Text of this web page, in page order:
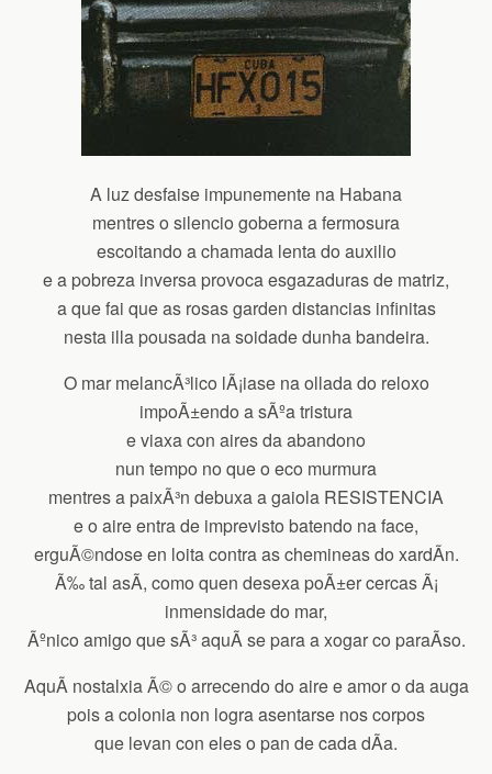
A luz desfaise impunemente na Habana
mentres o silencio goberna a fermosura
escoitando a chamada lenta do auxilio
e a pobreza inversa provoca esgazaduras de matriz,
a que fai que as rosas garden distancias infinitas
nesta illa pousada na soidade dunha bandeira.
O mar melancÃ³lico lÃ¡iase na ollada do reloxo
impoÃ±endo a sÃºa tristura
e viaxa con aires da abandono
nun tempo no que o eco murmura
mentres a paixÃ³n debuxa a gaiola RESISTENCIA
e o aire entra de imprevisto batendo na face,
erguÃ©ndose en loita contra as chemineas do xardÃ­n.
Ã‰ tal asÃ­, como quen desexa poÃ±er cercas Ã¡
inmensidade do mar,
Ãºnico amigo que sÃ³ aquÃ­ se para a xogar co paraÃ­so.
AquÃ­ nostalxia Ã© o arrecendo do aire e amor o da auga
pois a colonia non logra asentarse nos corpos
que levan con eles o pan de cada dÃ­a.